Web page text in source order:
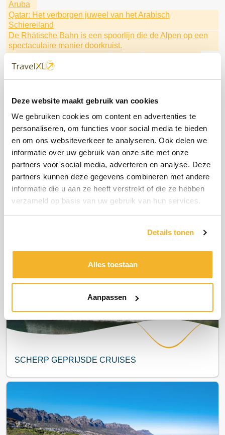
Deze website maakt gebruik van cookies
We gebruiken cookies om content en advertenties te
personaliseren, om functies voor social media te bieden
en om ons websiteverkeer te analyseren. Ook delen we
informatie over uw gebruik van onze site met onze
partners voor social media, adverteren en analyse. Deze
partners kunnen deze gegevens combineren met andere
informatie die u aan ze heeft verstrekt of die ze hebben
verzameld op basis van uw gebruik van hun services.
Details tonen
Alles toestaan
Aanpassen
Aruba
Qatar: Het verborgen juweel van het Arabisch
Schiereiland
De Rhätische Bahn is een spoorlijn die de Alpen op een
spectaculaire manier doorkruist.
Fly & Cruise Caribbean
Luxe winterse riviercruises
met TUI Cruises
Kaapverdië
Buro Scanbrit
Litouwen
HAL Bijzondere natuur
FOX Reizen
lalala
fox
Ga mee met Fox Reizen
Ontdek Fox Reizen
Scenic & Emerald Cruises
Disneyland® Paris
Het beste aanbod van deze week
Profiteer van uitzonderlijke tarieven
de wereld rond
Hapag Lloyd Cruises
Special Traffic
Norwegian Cruise Line
Dit zijn je rechten.
Barcelona
Stedentrip
Oceania Cruises
Regent Seven Seas
Stedentrip Marrakesh
Japan
SCHERP GEPRIJSDE CRUISES